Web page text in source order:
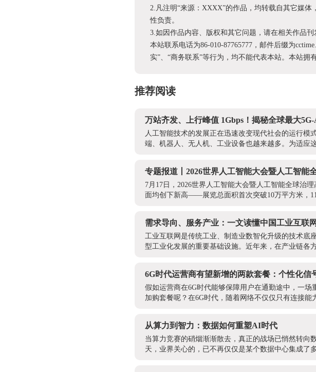
2.凡注明“来源：XXXX”的作品，均转载自其它媒
性负责。
3.如因作品内容、版权和其它问题，请在相关作品
本站联系电话为86-010-87765777，邮件后缀为
实”、“商务联系”等行为，均不能代表本站。本站拥
推荐阅读
万站齐发、上行峰值 1Gbps！揭秘全球最大
人工智能技术的发展正在迅速改变现代社会的运行
端、机器人、无人机、工业设备也越来越多。为适应
专题报道丨2026世界人工智能大会暨人工智能
7月17日，2026世界人工智能大会暨人工智能全球治
面均创下新高——展览总面积首次突破10万平方米，
需求导向、服务产业：一文读懂中国工业互联
工业互联网是传统工业、制造业数智化升级的技术底
型工业化发展的重要基础设施。近年来，在产业链各
6G时代运营商有望新增的两款套餐：个性化信
假如运营商在6G时代能够保障用户在通勤途中，一
加购套餐呢？在6G时代，随着网络不仅仅只有连接能
从算力到智力：数据如何重塑AI时代
当算力竞赛的硝烟渐渐散去，真正的战场已悄然转向
天，业界关心的，已不再仅仅是某个数据中心集成了